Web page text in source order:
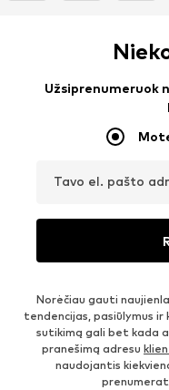
Užsiprenumeruok
Tavo el. pašto
Norėčiau gauti
tendencijas, pasiūlymus ir
sutikimą gali bet kada
pranešimą adresu
naudojantis